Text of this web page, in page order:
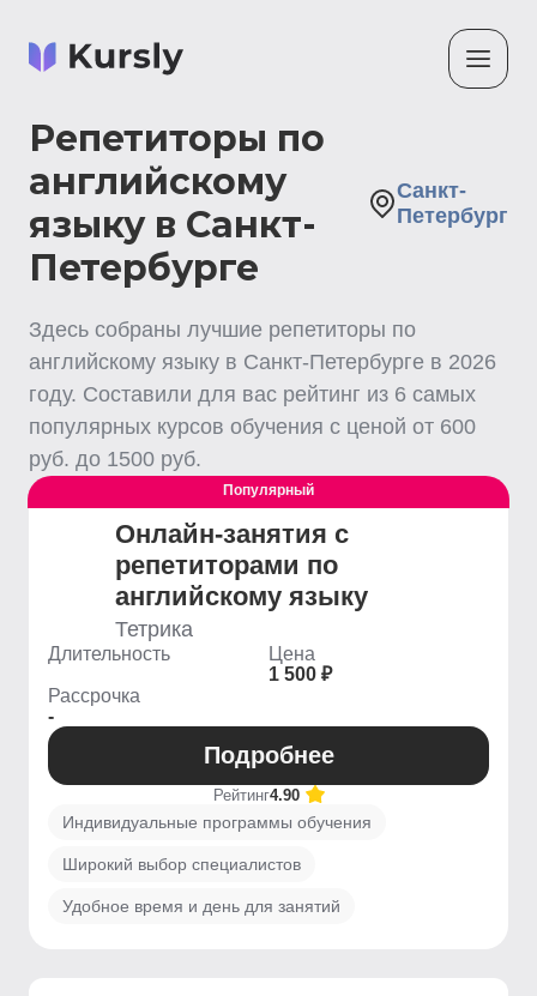
Репетиторы по
английскому
языку в Санкт-
Петербурге
Санкт-
Петербург
Здесь собраны лучшие репетиторы по
английскому языку в Санкт-Петербурге в 2026
году. Составили для вас рейтинг из 6 самых
популярных курсов обучения с ценой от 600
руб. до 1500 руб.
Популярный
Онлайн-занятия с
репетиторами по
английскому языку
Тетрика
Длительность
Цена
1 500 ₽
Рассрочка
-
Подробнее
Рейтинг4.90
Индивидуальные программы обучения
Широкий выбор специалистов
Удобное время и день для занятий